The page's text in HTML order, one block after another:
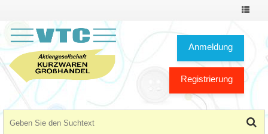
Toggle
Anmeldung
Registrierung